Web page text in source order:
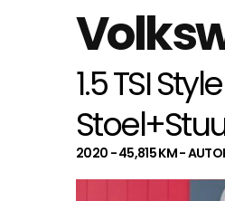
1.5 TSI
2020 - 45,815 KM -